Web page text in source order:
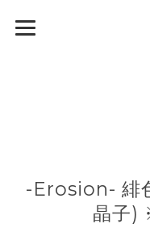
-Erosion- 緋
晶子